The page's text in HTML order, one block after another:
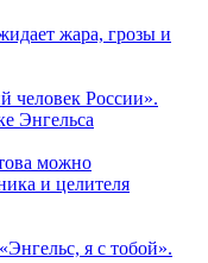
жара, грозы и
человек России».
Энгельса
можно
и целителя
я с тобой».